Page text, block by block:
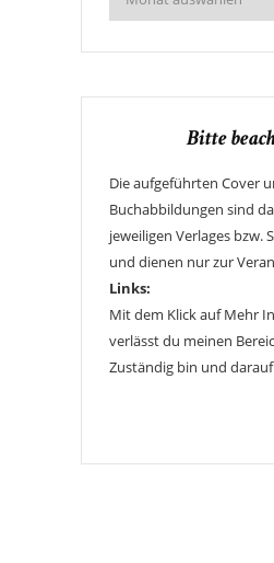
Bitte
Die aufgeführten Cover
Buchabbildungen sind
jeweiligen Verlages bzw.
und dienen nur zur
Links:
Mit dem Klick auf Mehr
verlässt du meinen
Zuständig bin und